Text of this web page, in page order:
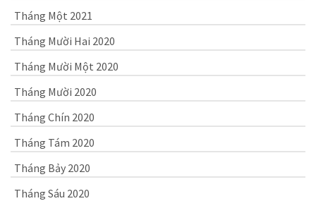
Tháng Một 2021
Tháng Mười Hai 2020
Tháng Mười Một 2020
Tháng Mười 2020
Tháng Chín 2020
Tháng Tám 2020
Tháng Bảy 2020
Tháng Sáu 2020